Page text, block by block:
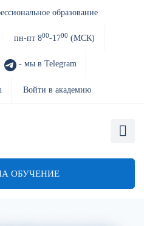
образование
пн-пт 800-1700 (МСК)
- мы в Telegram
Войти в академию
ОБУЧЕНИЕ